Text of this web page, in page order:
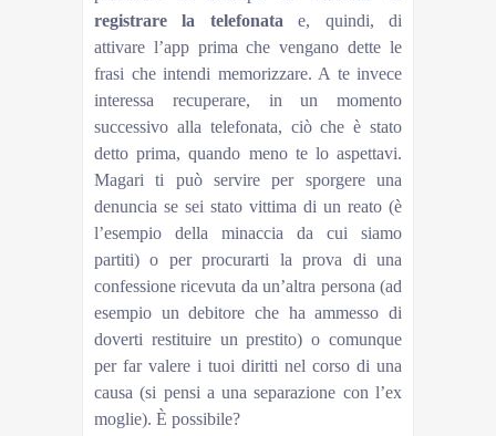
registrare la telefonata e, quindi, di
attivare l’app prima che vengano dette le
frasi che intendi memorizzare. A te invece
interessa recuperare, in un momento
successivo alla telefonata, ciò che è stato
detto prima, quando meno te lo aspettavi.
Magari ti può servire per sporgere una
denuncia se sei stato vittima di un reato (è
l’esempio della minaccia da cui siamo
partiti) o per procurarti la prova di una
confessione ricevuta da un’altra persona (ad
esempio un debitore che ha ammesso di
doverti restituire un prestito) o comunque
per far valere i tuoi diritti nel corso di una
causa (si pensi a una separazione con l’ex
moglie). È possibile?